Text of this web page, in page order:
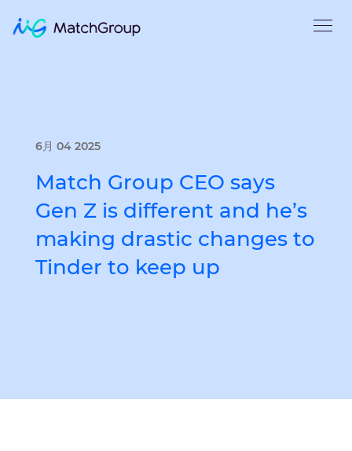
6月 04 2025
Match Group CEO says
Gen Z is different and he’s
making drastic changes to
Tinder to keep up